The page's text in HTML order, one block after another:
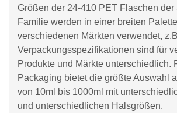
Größen der 24-410 PET Flaschen der
Familie werden in einer breiten
verschiedenen Märkten verwendet,
Verpackungsspezifikationen sind für
Produkte und Märkte unterschiedlich.
Packaging bietet die größte Auswahl
von 10ml bis 1000ml mit
und unterschiedlichen Halsgrößen.